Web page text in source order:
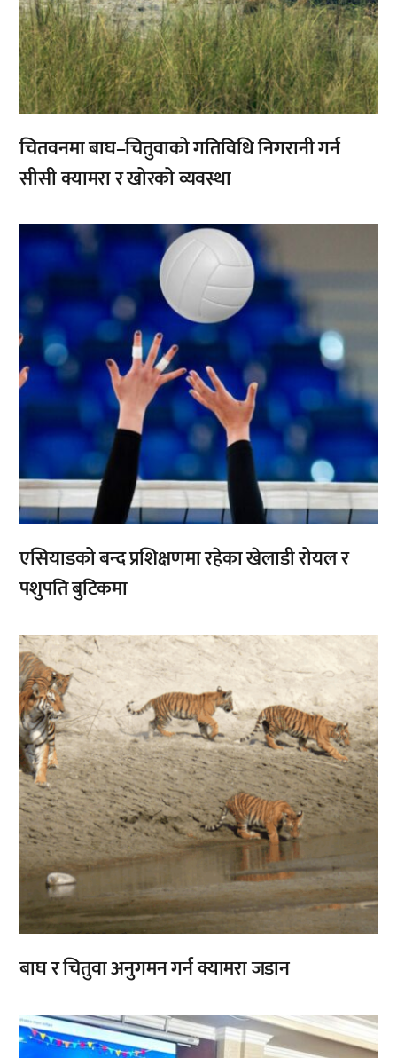
चितवनमा बाघ–चितुवाको गतिविधि निगरानी गर्न
सीसी क्यामरा र खोरको व्यवस्था
,
एसियाडको बन्द प्रशिक्षणमा रहेका खेलाडी रोयल र
पशुपति बुटिकमा
बाघ र चितुवा अनुगमन गर्न क्यामरा जडान
,